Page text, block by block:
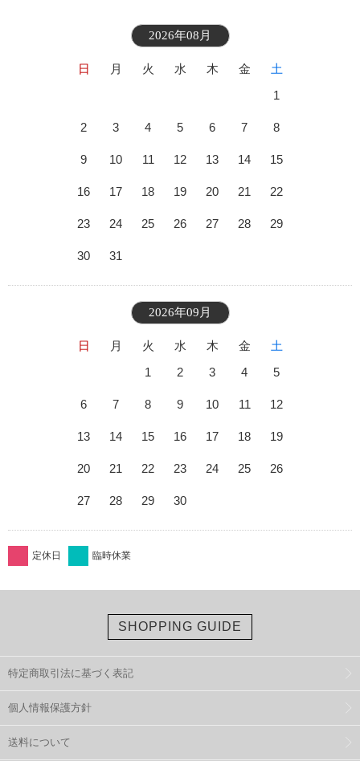
2026年08月
日 月 火 水 木 金
土
1
2 3 4 5 6 7 8
9 10 11 12 13 14 15
16 17 18 19 20 21 22
23 24 25 26 27 28 29
30 31
2026年09月
日 月 火 水 木 金
土
1
2 3 4 5
6 7 8 9 10 11 12
13 14 15 16 17 18 19
20 21 22 23 24 25 26
27 28 29 30
定休日 臨時休業
SHOPPING GUIDE
特定商取引法に基づく表記
個人情報保護方針
送料について